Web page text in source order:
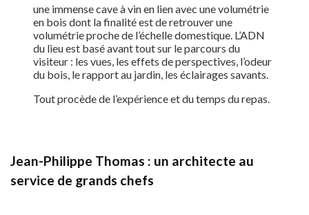
une immense cave à vin en lien avec une volumétrie
en bois dont la finalité est de retrouver une
volumétrie proche de l’échelle domestique. L’ADN
du lieu est basé avant tout sur le parcours du
visiteur : les vues, les effets de perspectives, l’odeur
du bois, le rapport au jardin, les éclairages savants.
Tout procède de l’expérience et du temps du repas.
Jean-Philippe Thomas : un architecte au
service de grands chefs